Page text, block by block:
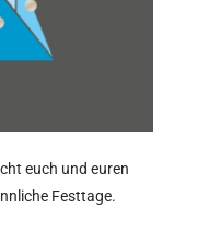
euch und euren
Festtage.